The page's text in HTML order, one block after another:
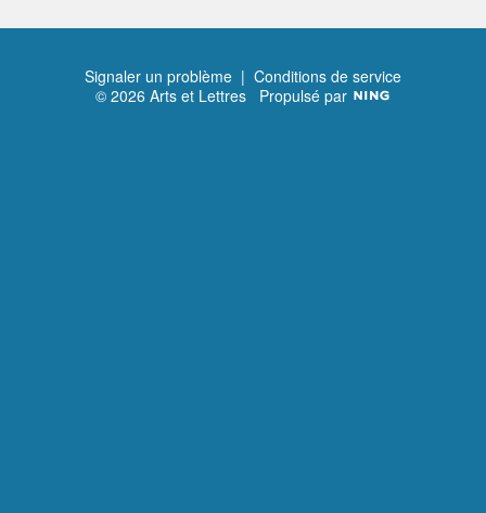
Signaler un problème | Conditions de service
© 2026 Arts et Lettres Propulsé par